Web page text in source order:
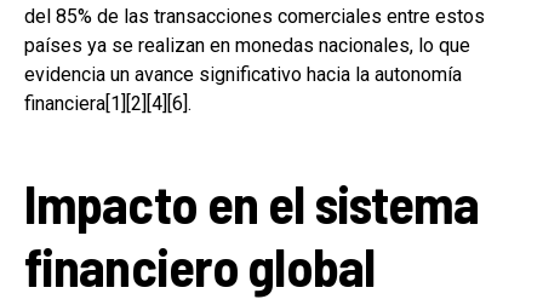
del 85% de las transacciones comerciales entre estos
países ya se realizan en monedas nacionales, lo que
evidencia un avance significativo hacia la autonomía
financiera[1][2][4][6].
Impacto en el sistema
financiero global